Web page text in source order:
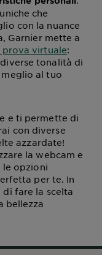
che
con la nuance
Garnier mette a
virtuale:
tonalità di
al tuo
e ti permette di
con diverse
azzardate!
la webcam e
le opzioni
per te. In
di fare la scelta
bellezza